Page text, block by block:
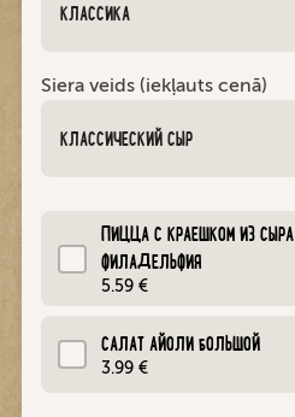
КЛАССИКА
Siera veids (iekļauts cenā)
КЛАССИЧЕСКИЙ СЫР
ПИЦЦА С КРАЕШКОМ ИЗ СЫРА
ФИЛАДЕЛЬФИЯ
5.59 €
CАЛАТ АЙОЛИ БОЛЬШОЙ
3.99 €